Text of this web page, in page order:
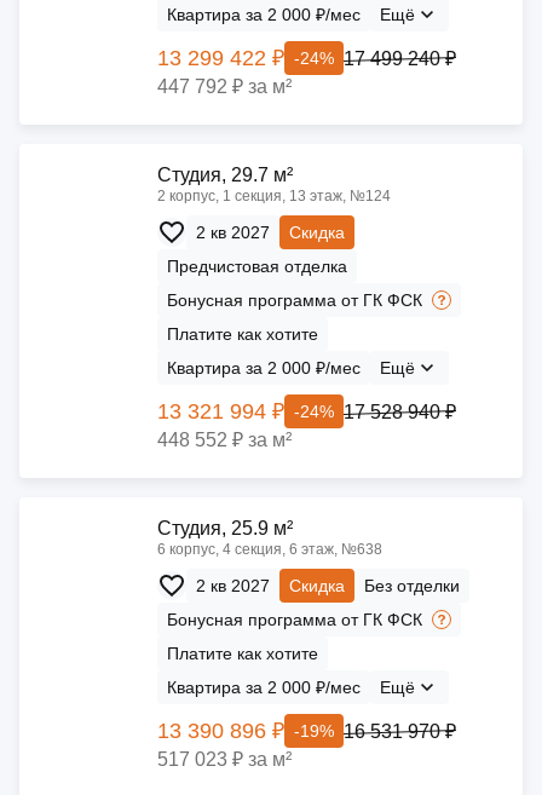
Квартира за 2 000 ₽/мес
Ещё
13 299 422 ₽ -24% 17 499 240 ₽
447 792 ₽ за м²
Cтудия, 29.7 м²
2 корпус, 1 секция, 13 этаж, №124
2 кв 2027
Скидка
Предчистовая отделка
Бонусная программа от ГК ФСК
Платите как хотите
Квартира за 2 000 ₽/мес
Ещё
13 321 994 ₽ -24% 17 528 940 ₽
448 552 ₽ за м²
Cтудия, 25.9 м²
6 корпус, 4 секция, 6 этаж, №638
2 кв 2027 Скидка
Без отделки
Бонусная программа от ГК ФСК
Платите как хотите
Квартира за 2 000 ₽/мес
Ещё
13 390 896 ₽ -19% 16 531 970 ₽
517 023 ₽ за м²